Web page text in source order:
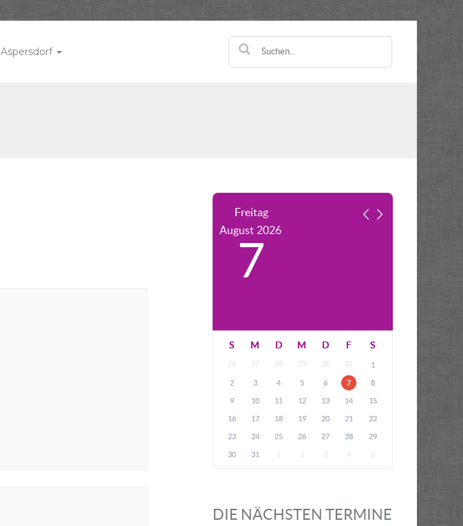
Aspersdorf
Freitag
August 2026
7
S M D M D F S
26 27 28 29 30 31 1
2 3 4 5 6 7 8
9 10 11 12 13 14 15
16 17 18 19 20 21 22
23 24 25 26 27 28 29
30 31 1 2 3 4 5
DIE NÄCHSTEN TERMINE